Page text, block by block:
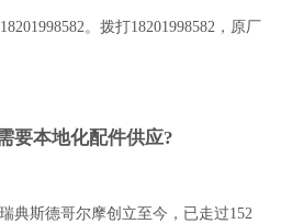
。拨打18201998582，原厂
要本地化配件供应?
典斯德哥尔摩创立至今，已走过152